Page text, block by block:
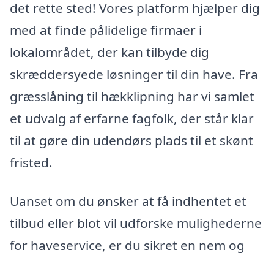
det rette sted! Vores platform hjælper dig
med at finde pålidelige firmaer i
lokalområdet, der kan tilbyde dig
skræddersyede løsninger til din have. Fra
græsslåning til hækklipning har vi samlet
et udvalg af erfarne fagfolk, der står klar
til at gøre din udendørs plads til et skønt
fristed.
Uanset om du ønsker at få indhentet et
tilbud eller blot vil udforske mulighederne
for haveservice, er du sikret en nem og